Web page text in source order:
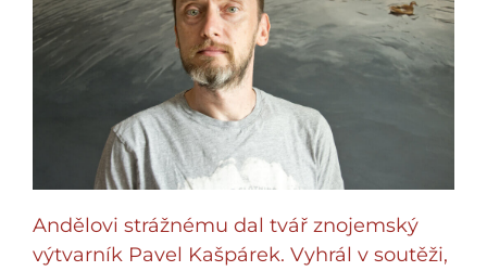
Andělovi strážnému dal tvář znojemský
výtvarník Pavel Kašpárek. Vyhrál v soutěži,